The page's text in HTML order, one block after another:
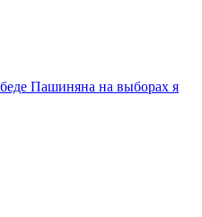
Пашиняна на выборах я